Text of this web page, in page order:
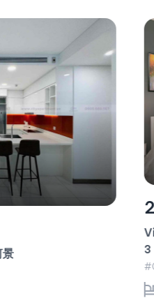
寓出租 – Landmark
Apartment